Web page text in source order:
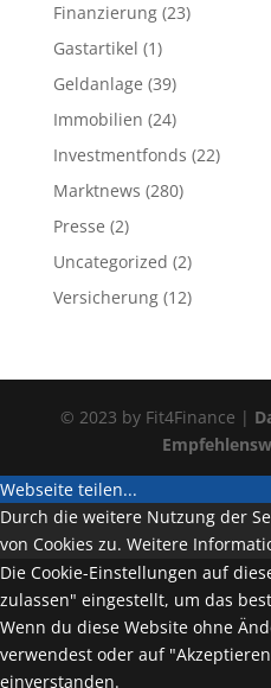
Finanzierung(23)
Gastartikel (1)
Geldanlage (39)
Immobilien (24)
Investmentfonds (22)
Marktnews (280)
Presse (2)
Uncategorized (2)
Versicherung(12)
© 2023 by Fit4Finance |
Webseite teilen...
Durch die weitere Nutzung der
von Cookies zu. Weitere
Die Cookie-Einstellungen auf
zulassen" eingestellt, um das
Wenn du diese Website ohne
verwendest oder auf
einverstanden.